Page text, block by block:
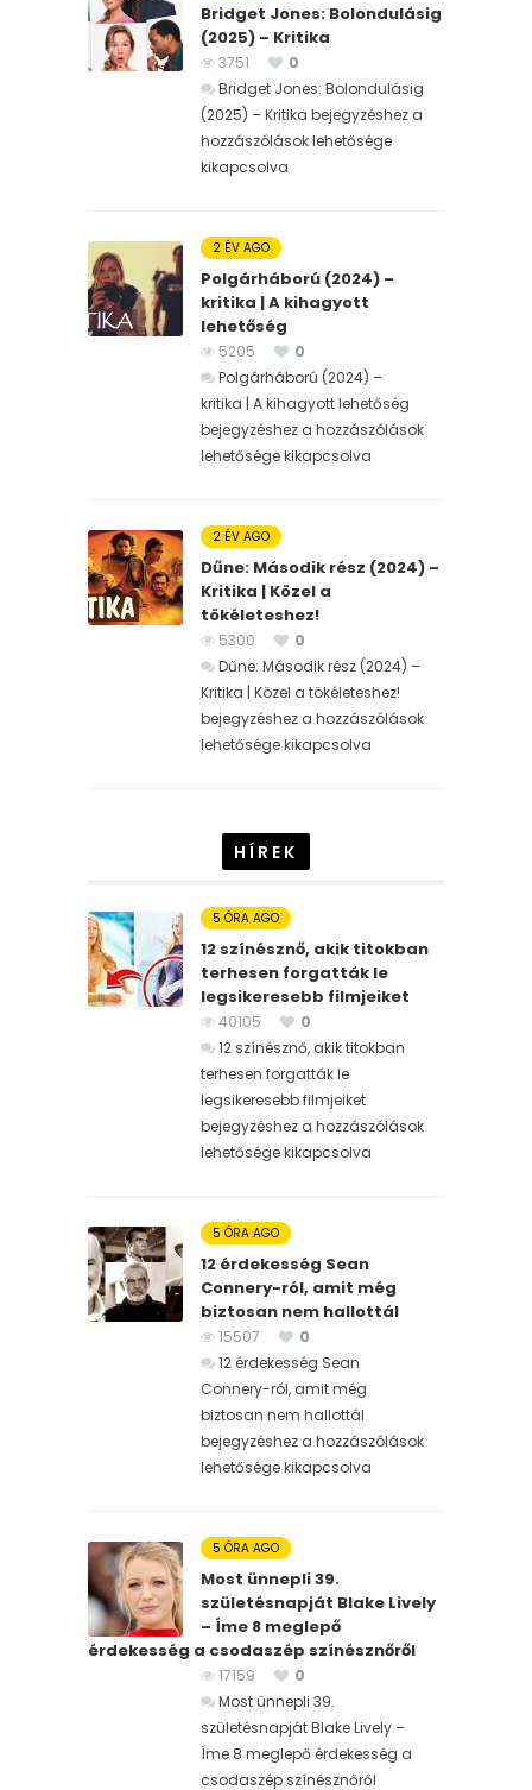
Bridget Jones: Bolondulásig
(2025) – Kritika
3751
0
Bridget Jones: Bolondulásig
(2025) – Kritika bejegyzéshez a
hozzászólások lehetősége
kikapcsolva
2 ÉV AGO
Polgárháború (2024) –
kritika | A kihagyott
lehetőség
5205
0
Polgárháború (2024) –
kritika | A kihagyott lehetőség
bejegyzéshez a hozzászólások
lehetősége kikapcsolva
2 ÉV AGO
Dűne: Második rész (2024) –
Kritika | Közel a
tökéleteshez!
5300
0
Dűne: Második rész (2024) –
Kritika | Közel a tökéleteshez!
bejegyzéshez a hozzászólások
lehetősége kikapcsolva
HÍREK
5 ÓRA AGO
12 színésznő, akik titokban
terhesen forgatták le
legsikeresebb filmjeiket
40105
0
12 színésznő, akik titokban
terhesen forgatták le
legsikeresebb filmjeiket
bejegyzéshez a hozzászólások
lehetősége kikapcsolva
5 ÓRA AGO
12 érdekesség Sean
Connery-ról, amit még
biztosan nem hallottál
15507
0
12 érdekesség Sean
Connery-ról, amit még
biztosan nem hallottál
bejegyzéshez a hozzászólások
lehetősége kikapcsolva
5 ÓRA AGO
Most ünnepli 39.
születésnapját Blake Lively
– Íme 8 meglepő
érdekesség a csodaszép színésznőről
17159
0
Most ünnepli 39.
születésnapját Blake Lively –
Íme 8 meglepő érdekesség a
csodaszép színésznőről